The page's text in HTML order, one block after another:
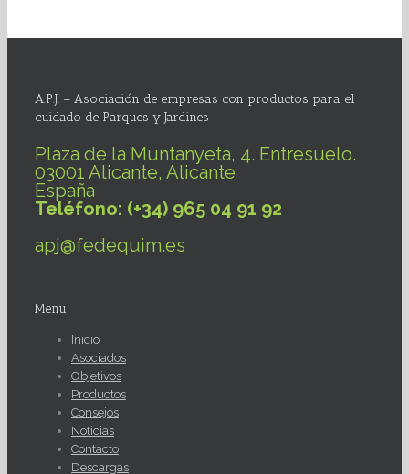
A.P.J. – Asociación de empresas con productos para el
cuidado de Parques y Jardines
Plaza de la Muntanyeta, 4. Entresuelo.
03001 Alicante, Alicante
España
Teléfono: (+34) 965 04 91 92
apj@fedequim.es
Menu
Inicio
Asociados
Objetivos
Productos
Consejos
Noticias
Contacto
Descargas